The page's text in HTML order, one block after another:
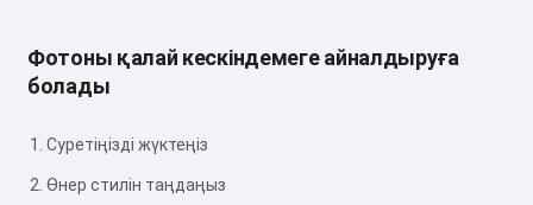
Фотоны қалай кескіндемеге айналдыруға
болады
Суретіңізді жүктеңіз
Өнер стилін таңдаңыз